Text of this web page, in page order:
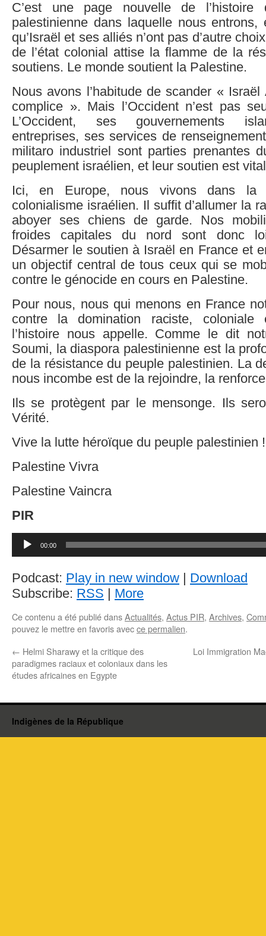
C’est une page nouvelle de l’histoire
palestinienne dans laquelle nous entrons,
qu’Israël et ses alliés n’ont pas d’autre
de l’état colonial attise la flamme de la
soutiens. Le monde soutient la Palestine.
Nous avons l’habitude de scander « Israël
complice ». Mais l’Occident n’est pas
L’Occident, ses gouvernements
entreprises, ses services de
militaro industriel sont parties prenantes
peuplement israélien, et leur soutien est
Ici, en Europe, nous vivons dans la
colonialisme israélien. Il suffit d’allumer la
aboyer ses chiens de garde. Nos
froides capitales du nord sont donc
Désarmer le soutien à Israël en France et
un objectif central de tous ceux qui se
contre le génocide en cours en Palestine.
Pour nous, nous qui menons en France
contre la domination raciste, coloniale
l’histoire nous appelle. Comme le dit
Soumi, la diaspora palestinienne est la
de la résistance du peuple palestinien. La
nous incombe est de la rejoindre, la
Ils se protègent par le mensonge. Ils
Vérité.
Vive la lutte héroïque du peuple palestinien !
Palestine Vivra
Palestine Vaincra
PIR
audio
00:00
Podcast: Play in new window
Download
Subscribe: RSS More
Ce contenu a été publié dansActualités, Actus PIR, Archives,
pouvez le mettre en favoris avecce permalien.
← Helmi Sharawy et la critique des
paradigmes raciaux et coloniaux dans les
études africaines en Egypte
Loi Immigration
Indigènes de la République